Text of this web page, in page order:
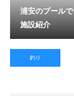
浦安のプール
施設紹介
釣り